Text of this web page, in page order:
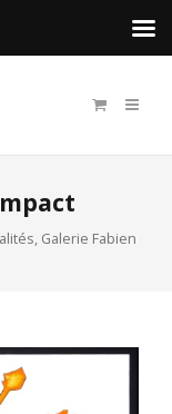
, Galerie Fabien